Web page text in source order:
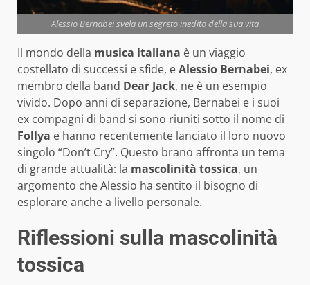
Alessio Bernabei svela un segreto inedito della sua vita
Il mondo della musica italiana è un viaggio
costellato di successi e sfide, eAlessio Bernabei, ex
membro della band Dear Jack, ne è un esempio
vivido. Dopo anni di separazione, Bernabei e i suoi
ex compagni di band si sono riuniti sotto il nome di
Follya e hanno recentemente lanciato il loro nuovo
singolo “Don’t Cry”. Questo brano affronta un tema
di grande attualità: la mascolinità tossica, un
argomento che Alessio ha sentito il bisogno di
esplorare anche a livello personale.
Riflessioni sulla mascolinità
tossica